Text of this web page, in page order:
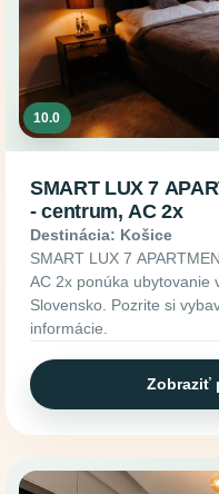
10.0
SMART LUX 7
- centrum, AC 2x
Destinácia: Košice
SMART LUX 7
AC 2x ponúka ubytovanie
Slovensko. Pozrite si
informácie.
Zobraziť